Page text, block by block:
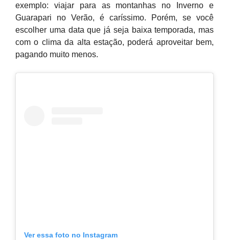
exemplo: viajar para as montanhas no Inverno e
Guarapari no Verão, é caríssimo. Porém, se você
escolher uma data que já seja baixa temporada, mas
com o clima da alta estação, poderá aproveitar bem,
pagando muito menos.
Ver essa foto no Instagram